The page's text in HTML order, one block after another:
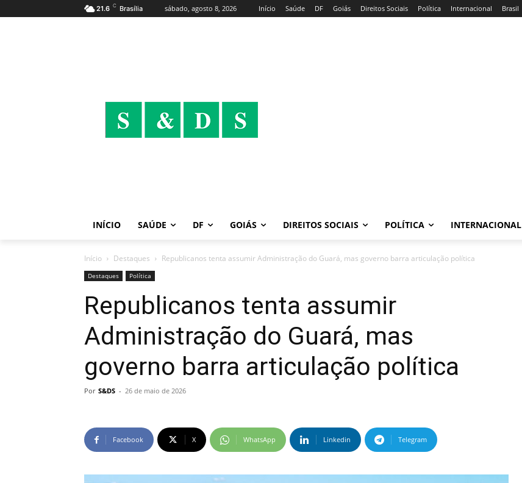
21.6 C Brasília sábado, agosto 8, 2026 Início Saúde DF Goiás Direitos Sociais Política Internacional Brasil
INÍCIO SAÚDE DF GOIÁS DIREITOS SOCIAIS POLÍTICA INTERNACIONAL
Início Destaques Republicanos tenta assumir Administração do Guará, mas governo barra articulação política
Destaques Política
Republicanos tenta assumir
Administração do Guará, mas
governo barra articulação política
Por S&DS - 26 de maio de 2026
Facebook X WhatsApp Linkedin Telegram